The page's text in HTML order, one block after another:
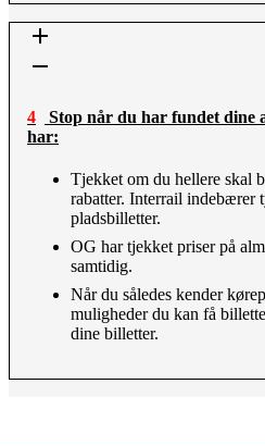
4 Stop når du har fundet dine afgange. Køb først når du
har:
Tjekket om du hellere skal
rabatter. Interrail indebærer
pladsbilletter.
OG har tjekket priser på
samtidig.
Når du således kender
muligheder du kan få
dine billetter.